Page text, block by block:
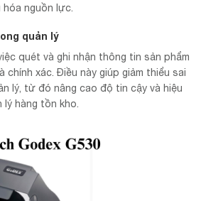
nguồn lực.
quản lý
quét và ghi nhận thông tin sản phẩm
chính xác. Điều này giúp giảm thiểu sai
lý, từ đó nâng cao độ tin cậy và hiệu
lý hàng tồn kho.